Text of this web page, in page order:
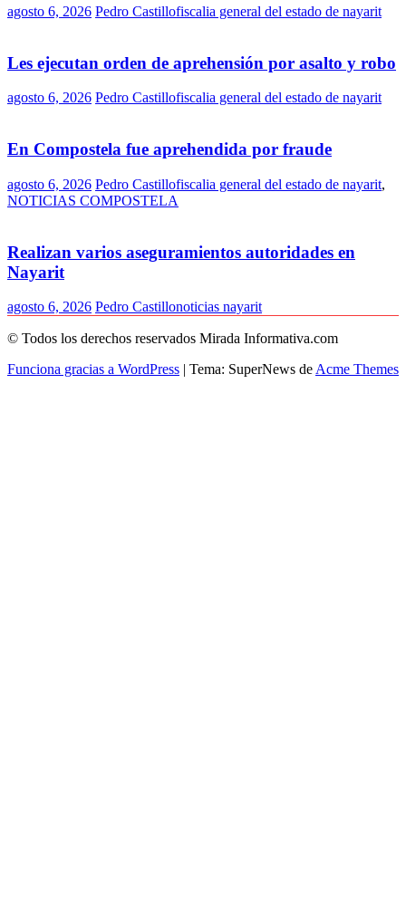
agosto 6, 2026 Pedro Castillofiscalia general del estado de nayarit
Les ejecutan orden de aprehensión por asalto y robo
agosto 6, 2026 Pedro Castillofiscalia general del estado de nayarit
En Compostela fue aprehendida por fraude
agosto 6, 2026 Pedro Castillofiscalia general del estado de nayarit,
NOTICIAS COMPOSTELA
Realizan varios aseguramientos autoridades en
Nayarit
agosto 6, 2026 Pedro Castillonoticias nayarit
© Todos los derechos reservados Mirada Informativa.com
Funciona gracias a WordPress | Tema: SuperNews de Acme Themes